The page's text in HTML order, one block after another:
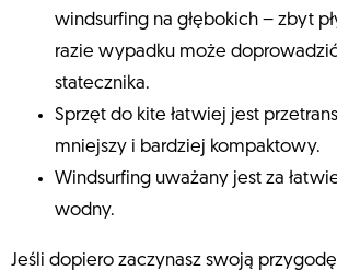
windsurfing na głębokich – zbyt
razie wypadku może
statecznika.
Sprzęt do kite łatwiej jest
mniejszy i bardziej kompaktowy.
Windsurfing uważany jest za
wodny.
Jeśli dopiero zaczynasz swoją